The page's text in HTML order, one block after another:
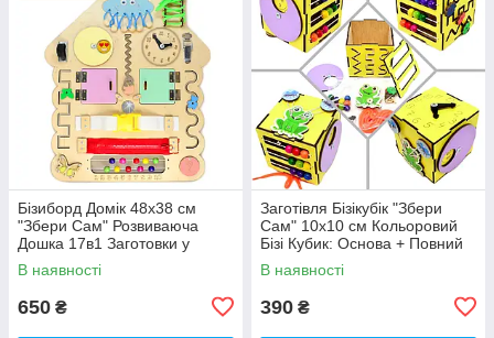
Бізиборд Домік 48x38 см
"Збери Сам" Розвиваюча
Дошка 17в1 Заготовки у
Разобранному вигляді +
Деталі та Фарба
В наявності
650 ₴
Заготівля Бізікубік "Збери
Сам" 10х10 см Кольоровий
Бізі Кубик: Основа + Повний
Комплект (в Розібраному
Виді) Кубік Бізи, Жовтий
В наявності
390 ₴